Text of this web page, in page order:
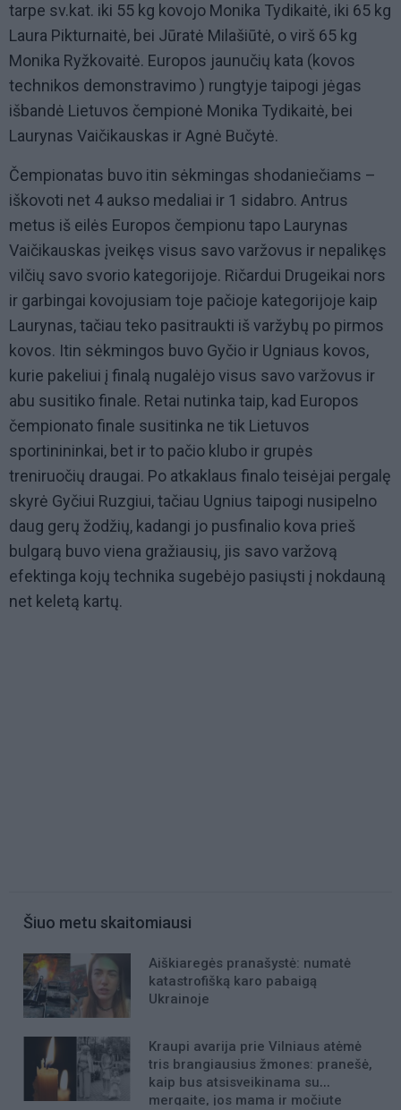
tarpe sv.kat. iki 55 kg kovojo Monika Tydikaitė, iki 65 kg
Laura Pikturnaitė, bei Jūratė Milašiūtė, o virš 65 kg
Monika Ryžkovaitė. Europos jaunučių kata (kovos
technikos demonstravimo ) rungtyje taipogi jėgas
išbandė Lietuvos čempionė Monika Tydikaitė, bei
Laurynas Vaičikauskas ir Agnė Bučytė.
Čempionatas buvo itin sėkmingas shodaniečiams –
iškovoti net 4 aukso medaliai ir 1 sidabro. Antrus
metus iš eilės Europos čempionu tapo Laurynas
Vaičikauskas įveikęs visus savo varžovus ir nepalikęs
vilčių savo svorio kategorijoje. Ričardui Drugeikai nors
ir garbingai kovojusiam toje pačioje kategorijoje kaip
Laurynas, tačiau teko pasitraukti iš varžybų po pirmos
kovos. Itin sėkmingos buvo Gyčio ir Ugniaus kovos,
kurie pakeliui į finalą nugalėjo visus savo varžovus ir
abu susitiko finale. Retai nutinka taip, kad Europos
čempionato finale susitinka ne tik Lietuvos
sportinininkai, bet ir to pačio klubo ir grupės
treniruočių draugai. Po atkaklaus finalo teisėjai pergalę
skyrė Gyčiui Ruzgiui, tačiau Ugnius taipogi nusipelno
daug gerų žodžių, kadangi jo pusfinalio kova prieš
bulgarą buvo viena gražiausių, jis savo varžovą
efektinga kojų technika sugebėjo pasiųsti į nokdauną
net keletą kartų.
Šiuo metu skaitomiausi
Aiškiaregės pranašystė: numatė
katastrofišką karo pabaigą
Ukrainoje
Kraupi avarija prie Vilniaus atėmė
tris brangiausius žmones: pranešė,
kaip bus atsisveikinama su
mergaite, jos mama ir močiute